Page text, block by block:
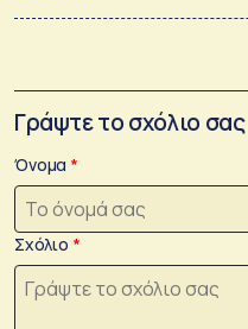
Γράψτε το σχόλιο σας
Όνομα
Σχόλιο